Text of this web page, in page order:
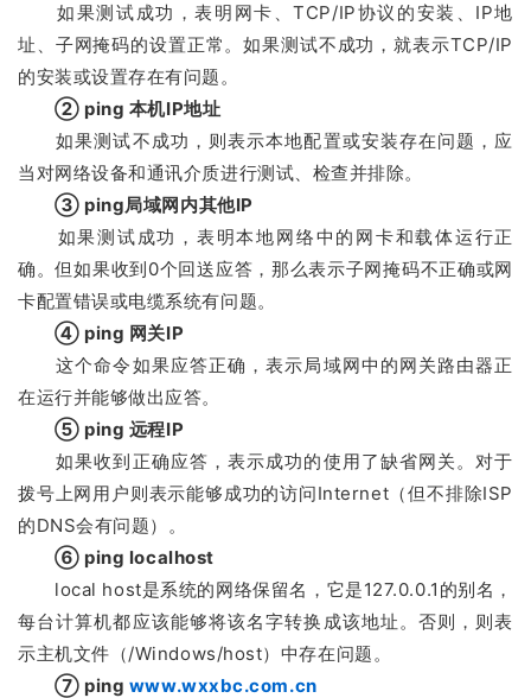
如果测试成功，表明网卡、TCP/IP协议的安装、IP地
址、子网掩码的设置正常。如果测试不成功，就表示TCP/IP
的安装或设置存在有问题。
② ping 本机IP地址
如果测试不成功，则表示本地配置或安装存在问题，应
当对网络设备和通讯介质进行测试、检查并排除。
③ ping局域网内其他IP
如果测试成功，表明本地网络中的网卡和载体运行正
确。但如果收到0个回送应答，那么表示子网掩码不正确或网
卡配置错误或电缆系统有问题。
④ ping 网关IP
这个命令如果应答正确，表示局域网中的网关路由器正
在运行并能够做出应答。
⑤ ping 远程IP
如果收到正确应答，表示成功的使用了缺省网关。对于
拨号上网用户则表示能够成功的访问Internet（但不排除ISP
的DNS会有问题）。
⑥ ping localhost
local host是系统的网络保留名，它是127.0.0.1的别名，
每台计算机都应该能够将该名字转换成该地址。否则，则表
示主机文件（/Windows/host）中存在问题。
⑦ ping www.wxxbc.com.cn